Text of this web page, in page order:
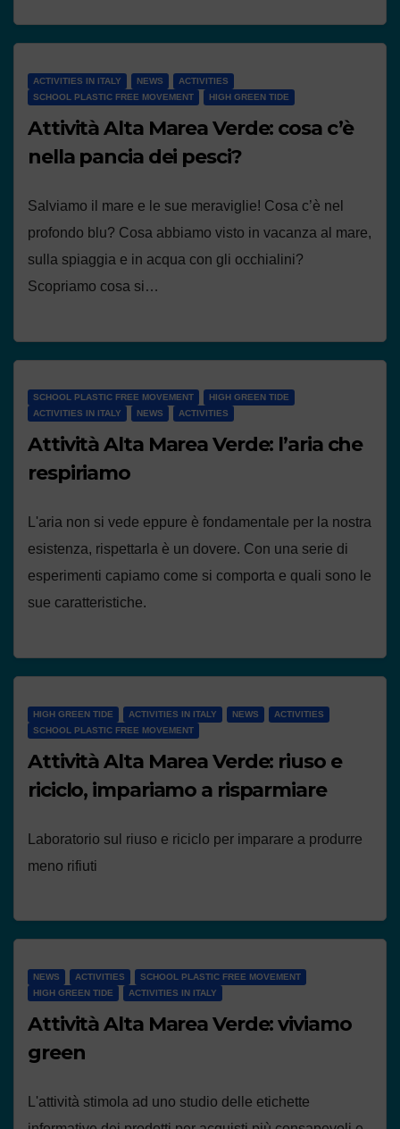
ACTIVITIES IN ITALY NEWS
ACTIVITIES
SCHOOL PLASTIC FREE MOVEMENT
HIGH GREEN TIDE
Attività Alta Marea Verde: cosa c’è
nella pancia dei pesci?
Salviamo il mare e le sue meraviglie! Cosa c’è nel
profondo blu? Cosa abbiamo visto in vacanza al mare,
sulla spiaggia e in acqua con gli occhialini?
Scopriamo cosa si…
SCHOOL PLASTIC FREE MOVEMENT
HIGH GREEN TIDE
ACTIVITIES IN ITALY
NEWS ACTIVITIES
Attività Alta Marea Verde: l’aria che
respiriamo
L'aria non si vede eppure è fondamentale per la nostra
esistenza, rispettarla è un dovere. Con una serie di
esperimenti capiamo come si comporta e quali sono le
sue caratteristiche.
HIGH GREEN TIDE ACTIVITIES IN ITALY NEWS
ACTIVITIES
SCHOOL PLASTIC FREE MOVEMENT
Attività Alta Marea Verde: riuso e
riciclo, impariamo a risparmiare
Laboratorio sul riuso e riciclo per imparare a produrre
meno rifiuti
NEWS ACTIVITIES
SCHOOL PLASTIC FREE MOVEMENT
HIGH GREEN TIDE
ACTIVITIES IN ITALY
Attività Alta Marea Verde: viviamo
green
L'attività stimola ad uno studio delle etichette